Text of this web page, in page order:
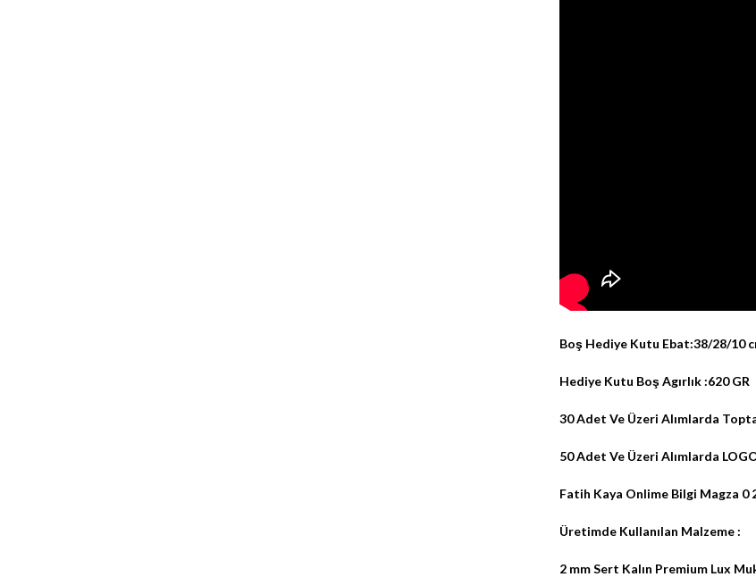
Boş Hediye Kutu Ebat:38/28/10
Hediye Kutu Boş Agırlık :620 GR
30 Adet Ve Üzeri Alımlarda
50 Adet Ve Üzeri Alımlarda
Fatih Kaya Onlime Bilgi Magza 0
Üretimde Kullanılan Malzeme :
2 mm Sert Kalın Premium Lux